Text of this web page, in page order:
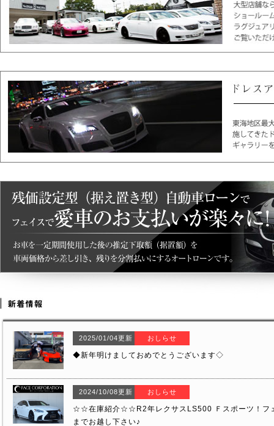
2025/01/04更新 おしらせ
◆新年明けましておめでとうございます◇
2024/10/08更新 おしらせ
☆☆在庫紹介☆☆R2年レクサスLS500 Ｆスポーツ！フ
までお越し下さい♪